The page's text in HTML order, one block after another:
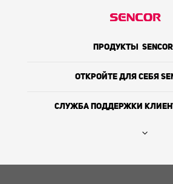
ПРОДУКТЫ SENCOR
ОТКРОЙТЕ ДЛЯ СЕБЯ
СЛУЖБА ПОДДЕРЖКИ